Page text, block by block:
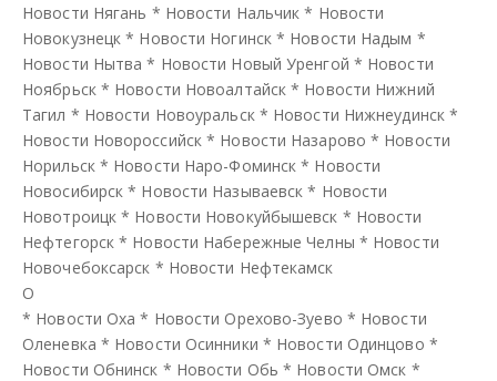
Новости Нягань * Новости Нальчик * Новости
Новокузнецк * Новости Ногинск* Новости Надым *
Новости Нытва * Новости Новый Уренгой * Новости
Ноябрьск* Новости Новоалтайск * Новости Нижний
Тагил * Новости Новоуральск* Новости Нижнеудинск*
Новости Новороссийск * Новости Назарово * Новости
Норильск* Новости Наро-Фоминск * Новости
Новосибирск * Новости Называевск * Новости
Новотроицк * Новости Новокуйбышевск * Новости
Нефтегорск * Новости Набережные Челны * Новости
Новочебоксарск * Новости Нефтекамск
О
* Новости Оха * Новости Орехово-Зуево * Новости
Оленевка * Новости Осинники * Новости Одинцово *
Новости Обнинск * Новости Обь * Новости Омск *